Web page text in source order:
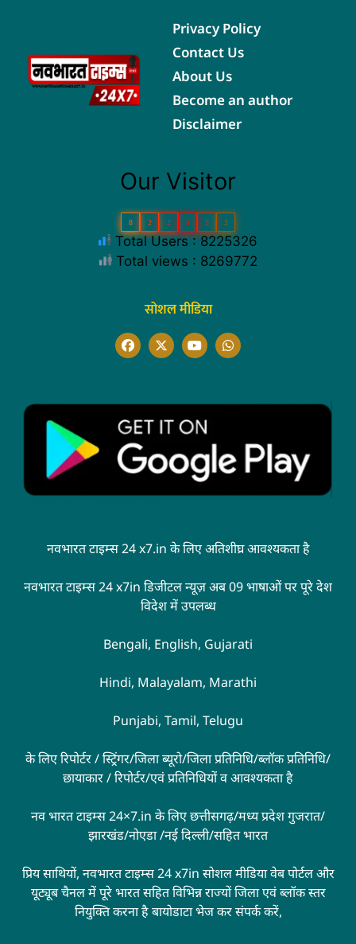
Privacy Policy
Contact Us
About Us
Become an author
Disclaimer
Our Visitor
8 2 2 5 3 2
Total Users : 8225326
Total views : 8269772
सोशल मीडिया
नवभारत टाइम्स 24 x7.in के लिए अतिशीघ्र आवश्यकता है
नवभारत टाइम्स 24 x7in डिजीटल न्यूज़ अब 09 भाषाओं पर पूरे देश
विदेश में उपलब्ध
Bengali, English, Gujarati
Hindi, Malayalam, Marathi
Punjabi, Tamil, Telugu
के लिए रिपोर्टर / स्ट्रिंगर/जिला ब्यूरो/जिला प्रतिनिधि/ब्लॉक प्रतिनिधि/
छायाकार / रिपोर्टर/एवं प्रतिनिधियों व आवश्यकता है
नव भारत टाइम्स 24×7.in के लिए छत्तीसगढ़/मध्य प्रदेश गुजरात/
झारखंड/नोएडा /नई दिल्ली/सहित भारत
प्रिय साथियों, नवभारत टाइम्स 24 x7in सोशल मीडिया वेब पोर्टल और
यूट्यूब चैनल में पूरे भारत सहित विभिन्न राज्यों जिला एवं ब्लॉक स्तर
नियुक्ति करना है बायोडाटा भेज कर संपर्क करें,